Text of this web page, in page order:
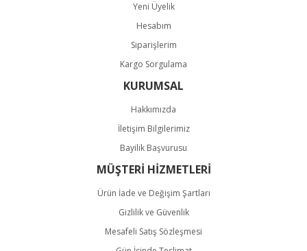
Gönder
Yeni Üyelik
Hesabım
Siparişlerim
Kargo Sorgulama
KURUMSAL
Hakkımızda
İletişim Bilgilerimiz
Bayilik Başvurusu
MÜŞTERİ HİZMETLERİ
Ürün İade ve Değişim Şartları
Gizlilik ve Güvenlik
Mesafeli Satış Sözleşmesi